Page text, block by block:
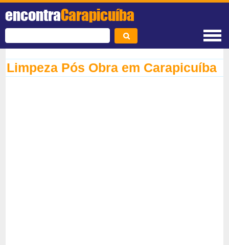
encontraCarapicuíba
Limpeza Pós Obra em Carapicuíba